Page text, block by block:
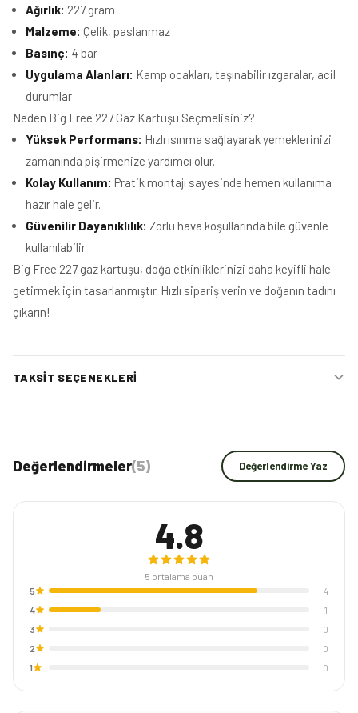
Ağırlık: 227 gram
Malzeme: Çelik, paslanmaz
Basınç: 4 bar
Uygulama Alanları: Kamp ocakları, taşınabilir ızgaralar, acil
durumlar
Neden Big Free 227 Gaz Kartuşu Seçmelisiniz?
Yüksek Performans: Hızlı ısınma sağlayarak yemeklerinizi
zamanında pişirmenize yardımcı olur.
Kolay Kullanım: Pratik montajı sayesinde hemen kullanıma
hazır hale gelir.
Güvenilir Dayanıklılık: Zorlu hava koşullarında bile güvenle
kullanılabilir.
Big Free 227 gaz kartuşu, doğa etkinliklerinizi daha keyifli hale
getirmek için tasarlanmıştır. Hızlı sipariş verin ve doğanın tadını
çıkarın!
TAKSIT SEÇENEKLERI
Değerlendirmeler(5) Değerlendirme Yaz
4.8
5 ortalama puan
5
4
4
1
3
0
2
0
1
0